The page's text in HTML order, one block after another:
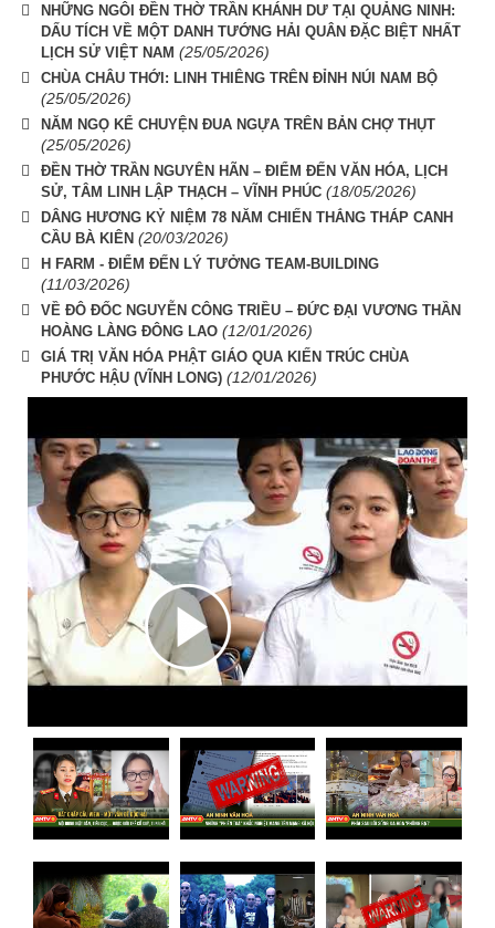
NHỮNG NGÔI ĐỀN THỜ TRẦN KHÁNH DƯ TẠI QUẢNG NINH:
DẤU TÍCH VỀ MỘT DANH TƯỚNG HẢI QUÂN ĐẶC BIỆT NHẤT
LỊCH SỬ VIỆT NAM (25/05/2026)
CHÙA CHÂU THỚI: LINH THIÊNG TRÊN ĐỈNH NÚI NAM BỘ
(25/05/2026)
NĂM NGỌ KỂ CHUYỆN ĐUA NGỰA TRÊN BẢN CHỢ THỤT
(25/05/2026)
ĐỀN THỜ TRẦN NGUYÊN HÃN – ĐIỂM ĐẾN VĂN HÓA, LỊCH
SỬ, TÂM LINH LẬP THẠCH – VĨNH PHÚC (18/05/2026)
DÂNG HƯƠNG KỶ NIỆM 78 NĂM CHIẾN THẮNG THÁP CANH
CẦU BÀ KIÊN (20/03/2026)
H FARM - ĐIỂM ĐẾN LÝ TƯỞNG TEAM-BUILDING
(11/03/2026)
VỀ ĐÔ ĐỐC NGUYỄN CÔNG TRIỀU – ĐỨC ĐẠI VƯƠNG THẦN
HOÀNG LÀNG ĐÔNG LAO (12/01/2026)
GIÁ TRỊ VĂN HÓA PHẬT GIÁO QUA KIẾN TRÚC CHÙA
PHƯỚC HẬU (VĨNH LONG) (12/01/2026)